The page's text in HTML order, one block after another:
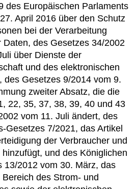
des Europäischen Parlaments
April 2016 über den Schutz
bei der Verarbeitung
Daten, des Gesetzes 34/2002
über Dienste der
und des elektronischen
des Gesetzes 9/2014 vom 9.
zweiter Absatz, die die
22, 35, 37, 38, 39, 40 und 43
vom 11. Juli ändert, des
Gesetzes 7/2021, das Artikel
der Verbraucher und
und des Königlichen
13/2012 vom 30. März, das
des Strom- und